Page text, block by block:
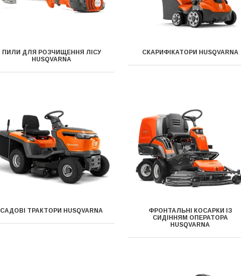
ПИЛИ ДЛЯ РОЗЧИЩЕННЯ ЛІСУ
HUSQVARNA
СКАРИФІКАТОРИ HUSQVARNA
САДОВІ ТРАКТОРИ HUSQVARNA
ФРОНТАЛЬНІ КОСАРКИ ІЗ
СИДІННЯМ ОПЕРАТОРА
HUSQVARNA